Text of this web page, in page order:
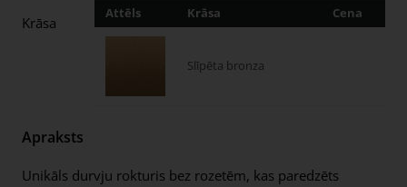
Krāsa
Attēls Krāsa Cena
Slīpēta bronza
Apraksts
Unikāls durvju rokturis bez rozetēm, kas paredzēts